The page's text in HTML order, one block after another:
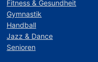
Fitness & Gesundheit
Gymnastik
Handball
Jazz & Dance
Senioren